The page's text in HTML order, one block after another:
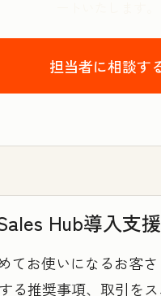
担当者に相談す
Hub導入支
てお使いになるお客
推奨事項、取引を